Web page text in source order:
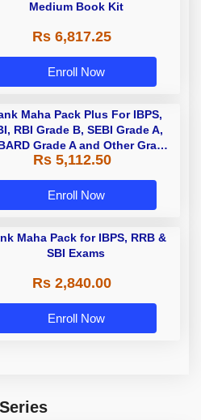
Medium Book Kit
Rs 6,817.25
Enroll Now
Maha Pack Plus For IBPS,
RBI Grade B, SEBI Grade A,
Grade A and Other Grade
A & Grade B Bank Exams
Rs 5,112.50
Enroll Now
Maha Pack for IBPS, RRB &
SBI Exams
Rs 2,840.00
Enroll Now